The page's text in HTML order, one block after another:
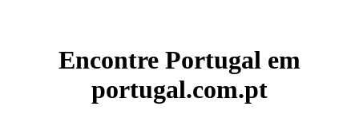
Encontre Portugal em
portugal.com.pt